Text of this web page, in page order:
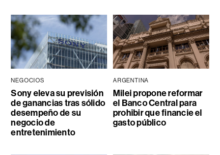
NEGOCIOS
Sony eleva su previsión
de ganancias tras sólido
desempeño de su
negocio de
entretenimiento
ARGENTINA
Milei propone reformar
el Banco Central para
prohibir que financie el
gasto público